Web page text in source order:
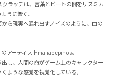
クラッチは、言葉とビートの間をリズミカ
うに響く。
ら現実へ漏れ出すノイズのように、曲の
アーティストmariapepinos。
し、人間の命がゲーム上のキャラクター
ような感覚を視覚化している。